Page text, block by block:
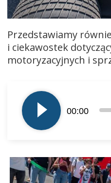
Przedstawiamy
i ciekawostek
motoryzacyjnych i
plików
dźwiękowych
00:00